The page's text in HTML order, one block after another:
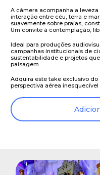
A câmera acompanha a
interação entre céu, terra e
suavemente sobre praias,
Um convite à contemplação,
Ideal para produções
campanhas institucionais de
sustentabilidade e projetos
paisagem.
Adquira este take exclusivo do
perspectiva aérea